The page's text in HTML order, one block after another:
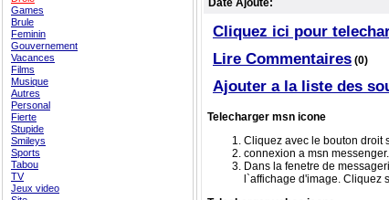
Games
Brule
Feminin
Gouvernement
Vacances
Films
Musique
Autres
Personal
Fierte
Stupide
Smileys
Sports
Tabou
TV
Jeux video
Date Ajoute:
Cliquez ici pour
Lire Commentaires (0)
Ajouter a la liste des
Telecharger msn icone
Cliquez avec le bouton droit
connexion a msn messenger.
Dans la fenetre de
l`affichage d'image. Cliquez